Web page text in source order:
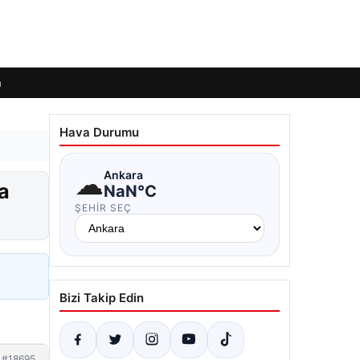
Hava Durumu
☁Ankara
NaN°C
ŞEHIR SEÇ
Bizi Takip Edin